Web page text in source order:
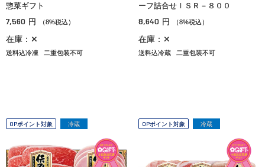
惣菜ギフト
7,560 円 （8%税込）
在庫：✕
送料込冷凍 二重包装不可
ーフ詰合せＩＳＲ－８００
8,640 円 （8%税込）
在庫：✕
送料込冷蔵 二重包装不可
OPポイント対象 冷蔵 OPポイント対象 冷蔵